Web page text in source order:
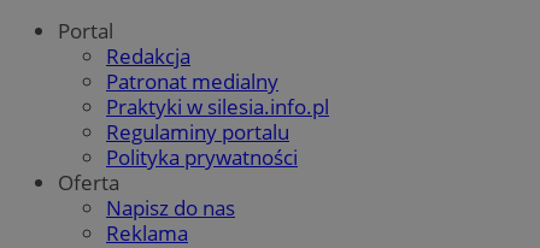
Portal
Redakcja
Patronat medialny
Praktyki w silesia.info.pl
Regulaminy portalu
Polityka prywatności
Oferta
Napisz do nas
Reklama